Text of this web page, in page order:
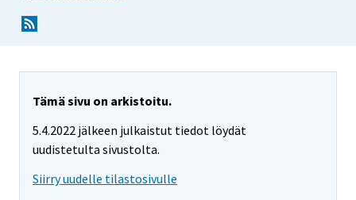
Tämä sivu on arkistoitu.
5.4.2022 jälkeen julkaistut tiedot löydät
uudistetulta sivustolta.
Siirry uudelle tilastosivulle